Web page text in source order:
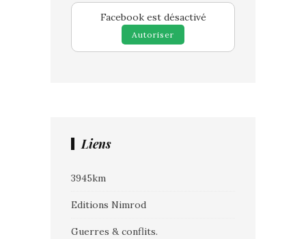
Facebook est désactivé
Autoriser
Liens
3945km
Editions Nimrod
Guerres & conflits.